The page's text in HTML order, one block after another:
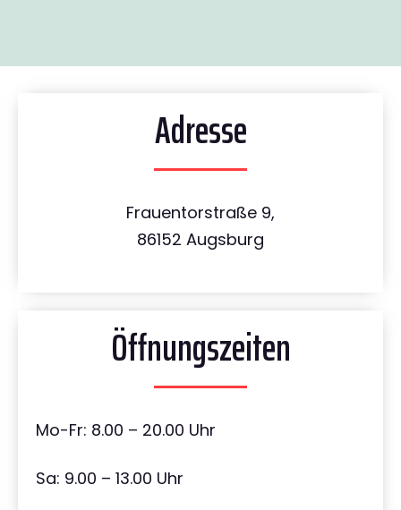
Adresse
Frauentorstraße 9,
86152 Augsburg
Öffnungszeiten
Mo-Fr: 8.00 – 20.00 Uhr
Sa: 9.00 – 13.00 Uhr